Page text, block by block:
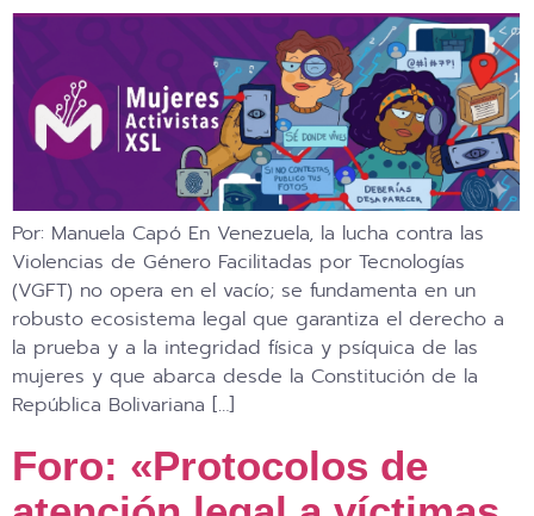
Por: Manuela Capó En Venezuela, la lucha contra las
Violencias de Género Facilitadas por Tecnologías
(VGFT) no opera en el vacío; se fundamenta en un
robusto ecosistema legal que garantiza el derecho a
la prueba y a la integridad física y psíquica de las
mujeres y que abarca desde la Constitución de la
República Bolivariana […]
Foro: «Protocolos de